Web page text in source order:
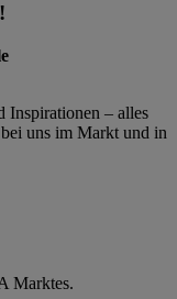
Inspirationen – alles
uns im Markt und in
Marktes.